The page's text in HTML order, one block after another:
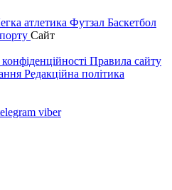
атлетика Футзал Баскетбол
Сайт
Правила сайту
Редакційна політика
viber